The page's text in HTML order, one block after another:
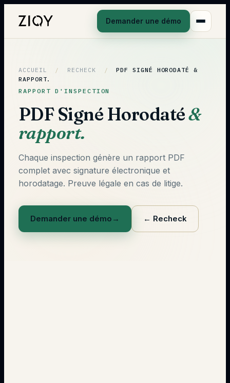
Demander une démo
ACCUEIL / RECHECK / PDF SIGNÉ HORODATÉ
&
RAPPORT.
RAPPORT D'INSPECTION
PDF Signé Horodaté&
rapport.
Chaque inspection génère un rapport PDF
complet avec signature électronique et
horodatage. Preuve légale en cas de litige.
Demander une démo → ← Recheck